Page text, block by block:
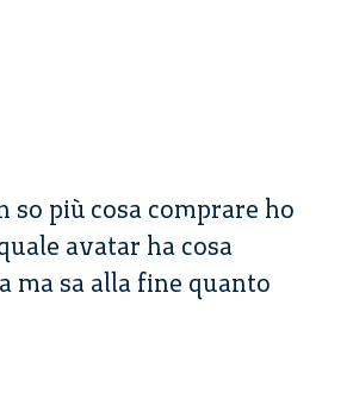
so più cosa comprare ho
avatar ha cosa
ma sa alla fine quanto